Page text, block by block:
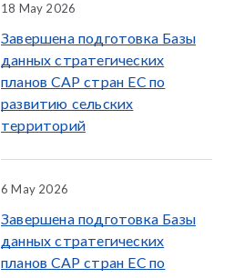
18 May 2026
Завершена подготовка Базы
данных стратегических
планов CAP стран ЕС по
развитию сельских
территорий
6 May 2026
Завершена подготовка Базы
данных стратегических
планов CAP стран ЕС по